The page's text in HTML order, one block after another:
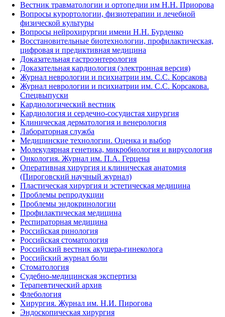
Вестник травматологии и ортопедии им Н.Н. Приорова
Вопросы курортологии, физиотерапии и лечебной
физической культуры
Вопросы нейрохирургии имени Н.Н. Бурденко
Восстановительные биотехнологии, профилактическая,
цифровая и предиктивная медицина
Доказательная гастроэнтерология
Доказательная кардиология (электронная версия)
Журнал неврологии и психиатрии им. С.С. Корсакова
Журнал неврологии и психиатрии им. С.С. Корсакова.
Спецвыпуски
Кардиологический вестник
Кардиология и сердечно-сосудистая хирургия
Клиническая дерматология и венерология
Лабораторная служба
Медицинские технологии. Оценка и выбор
Молекулярная генетика, микробиология и вирусология
Онкология. Журнал им. П.А. Герцена
Оперативная хирургия и клиническая анатомия
(Пироговский научный журнал)
Пластическая хирургия и эстетическая медицина
Проблемы репродукции
Проблемы эндокринологии
Профилактическая медицина
Респираторная медицина
Российская ринология
Российская стоматология
Российский вестник акушера-гинеколога
Российский журнал боли
Стоматология
Судебно-медицинская экспертиза
Терапевтический архив
Флебология
Хирургия. Журнал им. Н.И. Пирогова
Эндоскопическая хирургия